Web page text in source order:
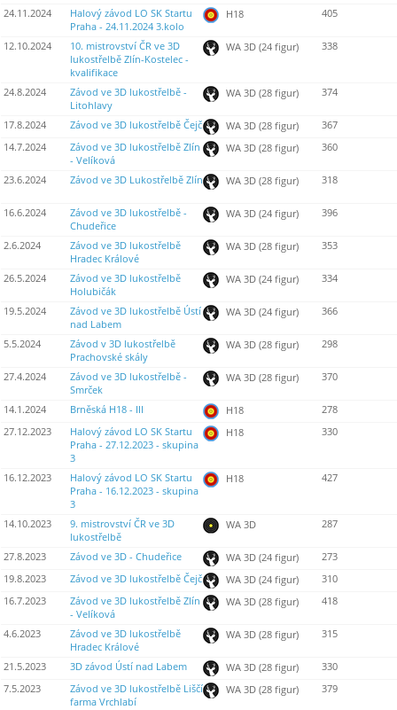
24.11.2024
Halový závod LO SK Startu
Praha - 24.11.2024 3.kolo
H18 405
12.10.2024
10. mistrovství ČR ve 3D
lukostřelbě Zlín-Kostelec -
kvalifikace
WA 3D (24 figur) 338
24.8.2024
Závod ve 3D lukostřelbě -
Litohlavy
WA 3D (28 figur) 374
17.8.2024 Závod ve 3D lukostřelbě Čejč WA 3D (28 figur)
367
14.7.2024
Závod ve 3D lukostřelbě Zlín
- Velíková
WA 3D (28 figur) 360
23.6.2024 Závod ve 3D Lukostřelbě Zlín WA 3D (28 figur) 318
16.6.2024
Závod ve 3D lukostřelbě -
Chudeřice
WA 3D (24 figur) 396
2.6.2024
Závod ve 3D lukostřelbě
Hradec Králové
WA 3D (28 figur) 353
26.5.2024
Závod ve 3D lukostřelbě
Holubičák
WA 3D (24 figur) 334
19.5.2024
Závod ve 3D lukostřelbě Ústí
nad Labem
WA 3D (24 figur) 366
5.5.2024
Závod v 3D lukostřelbě
Prachovské skály
WA 3D (28 figur) 298
27.4.2024
Závod ve 3D lukostřelbě -
Smrček
WA 3D (28 figur) 370
14.1.2024 Brněská H18 - III H18
278
27.12.2023
Halový závod LO SK Startu
Praha - 27.12.2023 - skupina
3
H18 330
16.12.2023
Halový závod LO SK Startu
Praha - 16.12.2023 - skupina
3
H18 427
14.10.2023
9. mistrovství ČR ve 3D
lukostřelbě
WA 3D 287
27.8.2023 Závod ve 3D - Chudeřice WA 3D (24 figur)
273
19.8.2023
Závod ve 3D lukostřelbě Čejč WA 3D (24 figur)
310
16.7.2023
Závod ve 3D lukostřelbě Zlín
- Velíková
WA 3D (28 figur) 418
4.6.2023
Závod ve 3D lukostřelbě
Hradec Králové
WA 3D (28 figur) 315
21.5.2023 3D závod Ústí nad Labem WA 3D (28 figur)
330
7.5.2023
Závod ve 3D lukostřelbě Liščí
farma Vrchlabí
WA 3D (28 figur) 379